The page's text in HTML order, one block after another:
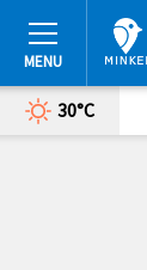
30°C